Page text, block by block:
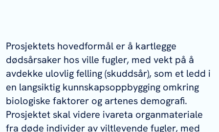
Prosjektets hovedformål er å kartlegge
dødsårsaker hos ville fugler, med vekt på å
avdekke ulovlig felling (skuddsår), som et ledd i
en langsiktig kunnskapsoppbygging omkring
biologiske faktorer og artenes demografi.
Prosjektet skal videre ivareta organmateriale
fra døde individer av viltlevende fugler, med